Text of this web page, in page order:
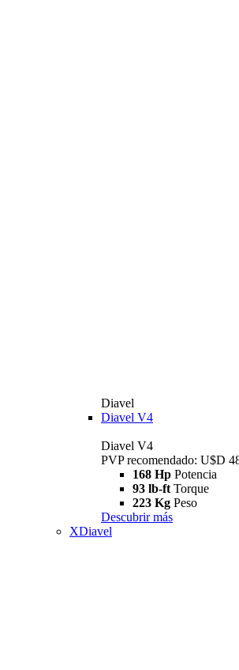
Diavel
Diavel V4
Diavel V4
PVP recomendado: U$D
168 Hp Potencia
93 lb-ft Torque
223 Kg Peso
Descubrir más
XDiavel